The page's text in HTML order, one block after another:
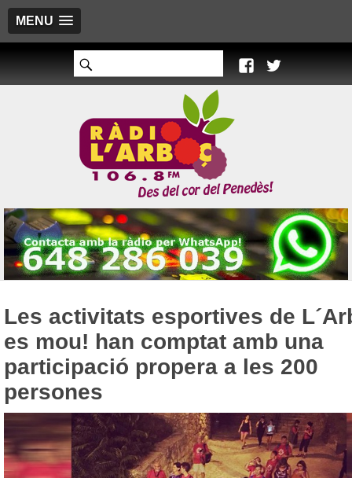
MENU
Les activitats esportives de
es mou! han comptat amb una
participació propera a les 200
persones